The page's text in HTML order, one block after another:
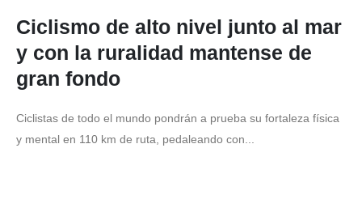
Ciclismo de alto nivel junto al mar
y con la ruralidad mantense de
gran fondo
Ciclistas de todo el mundo pondrán a prueba su fortaleza física
y mental en 110 km de ruta, pedaleando con...